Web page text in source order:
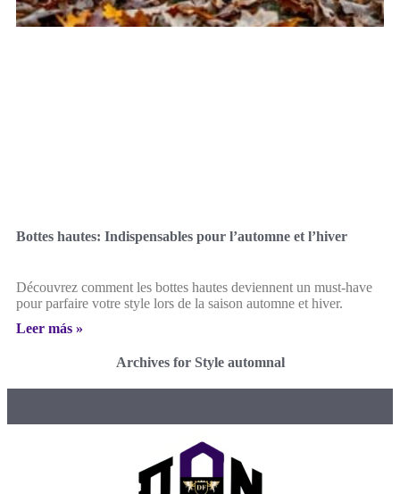
Bottes hautes: Indispensables pour l’automne et l’hiver
Découvrez comment les bottes hautes deviennent un must-have
pour parfaire votre style lors de la saison automne et hiver.
Leer más »
Archives for Style automnal